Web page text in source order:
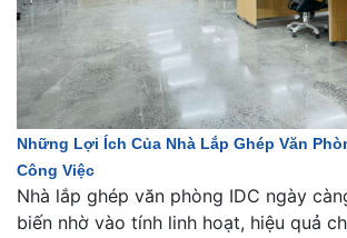
Những Lợi Ích Của Nhà Lắp Ghép Văn
Công Việc
Nhà lắp ghép văn phòng IDC ngày
biến nhờ vào tính linh hoạt, hiệu quả